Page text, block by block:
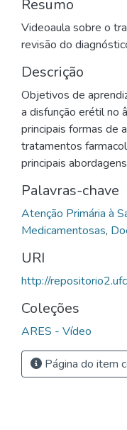
Resumo
Videoaula sobre o
revisão do
Descrição
Objetivos de
a disfunção erétil no
principais formas de
tratamentos
principais
Palavras-chave
Atenção Primária à
Medicamentosas,
URI
http://
Coleções
ARES - Vídeo
Página do item